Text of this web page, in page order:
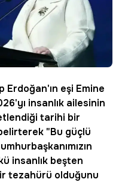
Erdoğan'ın eşi Emine
insanlık ailesinin
tarihi bir
"Bu güçlü
insanlık beşten
tezahürü olduğunu